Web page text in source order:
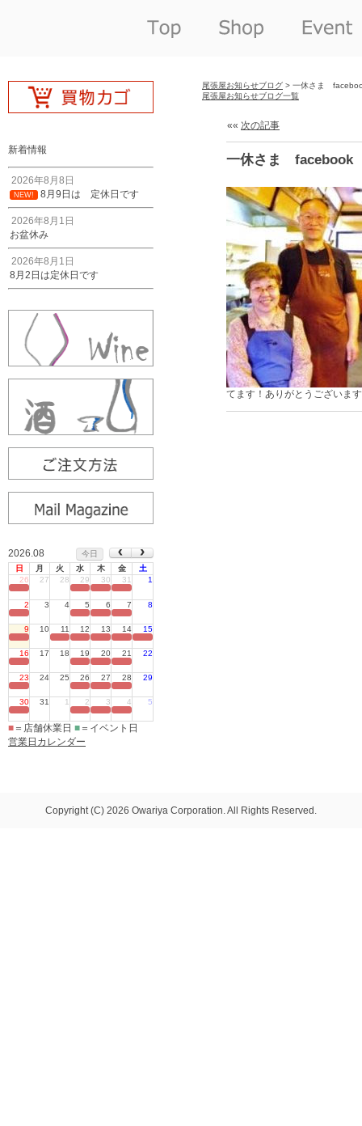
新着情報
2026年8月8日
NEW! 8月9日は 定休日です
2026年8月1日
お盆休み
2026年8月1日
8月2日は定休日です
2026.08
今日
日
月 火 水 木 金
土
26
27 28 29 30 31 1
2 3 4 5 6 7 8
9 10 11 12 13 14 15
16 17 18 19 20 21 22
23 24 25 26 27 28 29
30 31 1 2 3 4 5
■ ＝店舗休業日 ■ ＝イベント日
営業日カレンダー
尾張屋お知らせブログ > 一休さま
尾張屋お知らせブログ一覧
«« 次の記事
一休さま facebook
てます！ありがとうございま
Copyright (C) 2026 Owariya Corporation. All Rights Reserved.